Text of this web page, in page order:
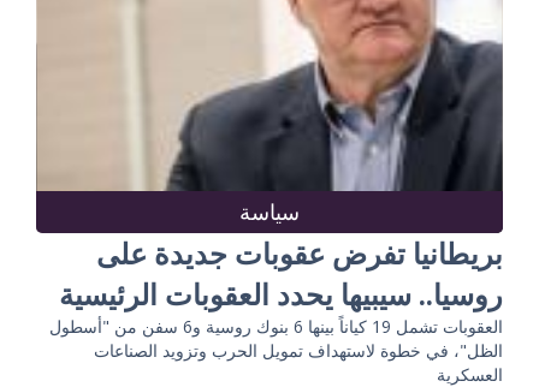
سياسة
بريطانيا تفرض عقوبات جديدة على
روسيا.. سيبيها يحدد العقوبات الرئيسية
العقوبات تشمل 19 كياناً بينها 6 بنوك روسية و6 سفن من "أسطول
الظل"، في خطوة لاستهداف تمويل الحرب وتزويد الصناعات
العسكرية